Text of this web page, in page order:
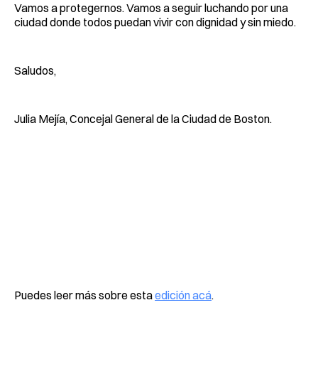
Vamos a protegernos. Vamos a seguir luchando por una
ciudad donde todos puedan vivir con dignidad y sin miedo.
Saludos,
Julia Mejía, Concejal General de la Ciudad de Boston.
Puedes leer más sobre estaedición acá.